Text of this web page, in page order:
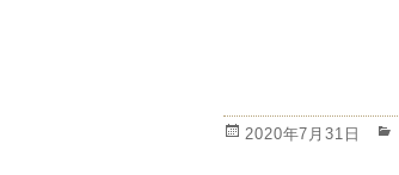
投
2020年7月31日